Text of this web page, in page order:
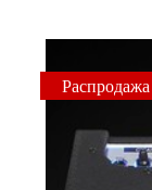
Распродажа